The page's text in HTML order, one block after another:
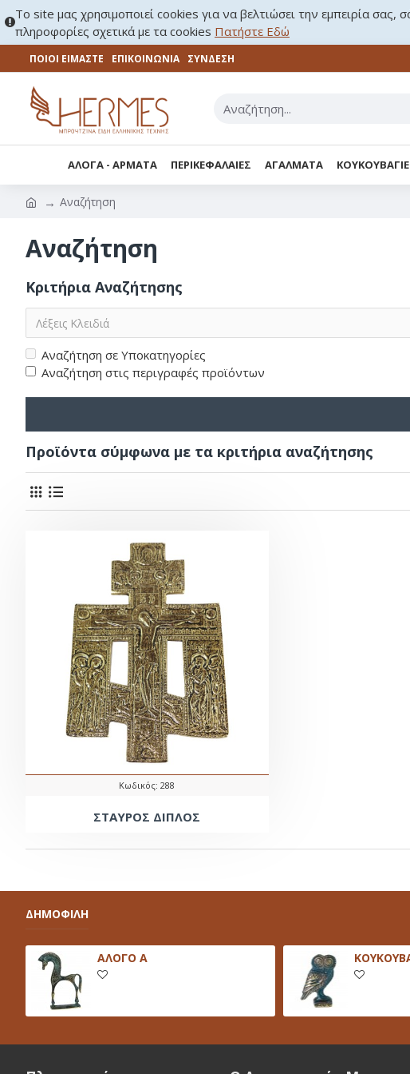
Το site μας χρησιμοποιεί cookies για να βελτιώσει την εμπειρία
πληροφορίες σχετικά με τα cookies Πατήστε Εδώ
ΠΟΙΟΙ ΕΙΜΑΣΤΕ ΕΠΙΚΟΙΝΩΝΊΑ ΣΎΝΔΕΣΗ
ΑΛΟΓΑ - ΑΡΜΑΤΑ ΠΕΡΙΚΕΦΑΛΑΙΕΣ ΑΓΑΛΜΑΤΑ
Αναζήτηση
Αναζήτηση
Κριτήρια Αναζήτησης
Αναζήτηση σε Υποκατηγορίες
Αναζήτηση στις περιγραφές προϊόντων
Προϊόντα σύμφωνα με τα κριτήρια αναζήτησης
Κωδικός: 288
ΣΤΑΥΡΟΣ ΔΙΠΛΟΣ
ΔΗΜΟΦΙΛΗ
ΑΛΟΓΟ Α